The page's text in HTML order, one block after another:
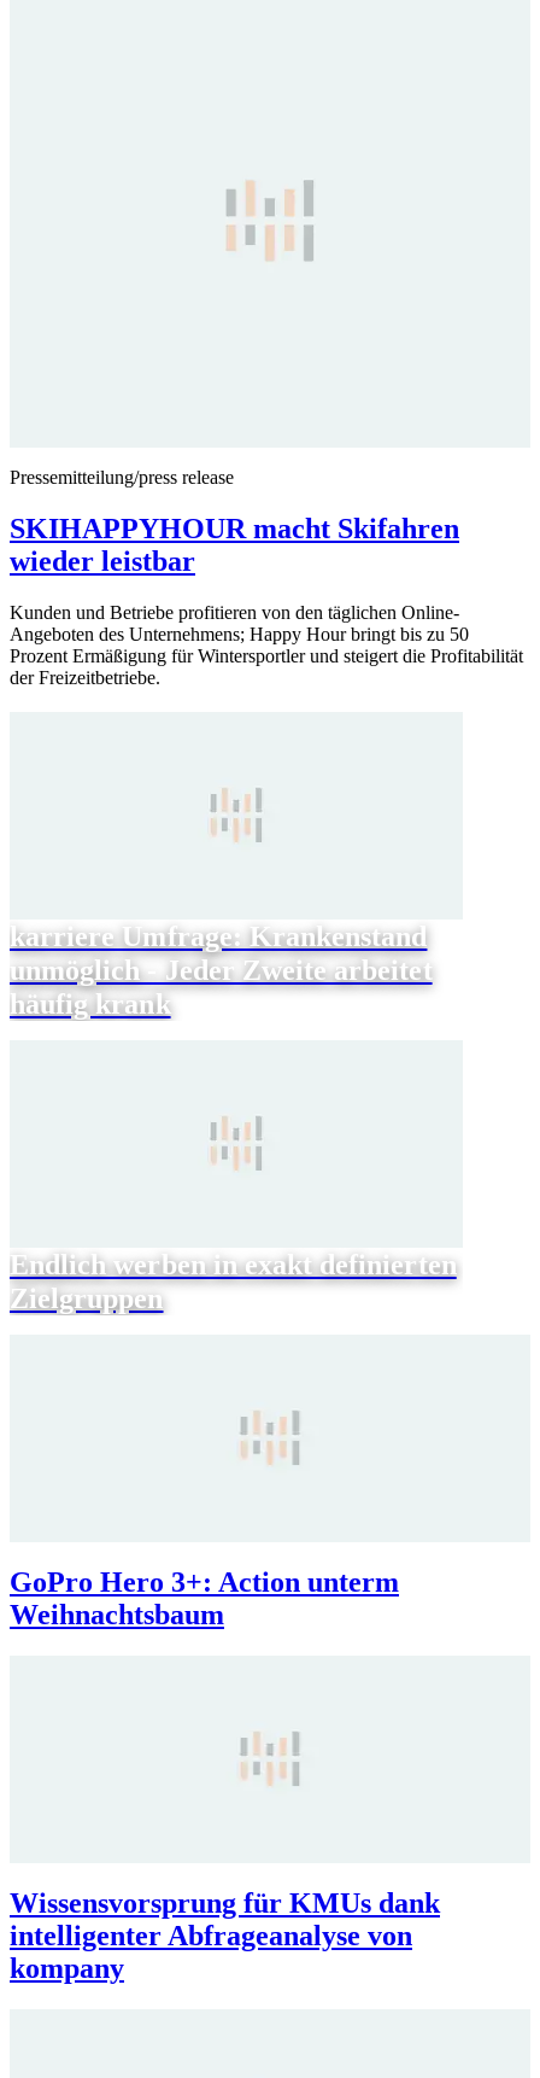
Pressemitteilung/press release
SKIHAPPYHOUR macht Skifahren
wieder leistbar
Kunden und Betriebe profitieren von den täglichen Online-
Angeboten des Unternehmens; Happy Hour bringt bis zu 50
Prozent Ermäßigung für Wintersportler und steigert die Profitabilität
der Freizeitbetriebe.
karriere Umfrage: Krankenstand
unmöglich - Jeder Zweite arbeitet
häufig krank
Endlich werben in exakt definierten
Zielgruppen
GoPro Hero 3+: Action unterm
Weihnachtsbaum
Wissensvorsprung für KMUs dank
intelligenter Abfrageanalyse von
kompany